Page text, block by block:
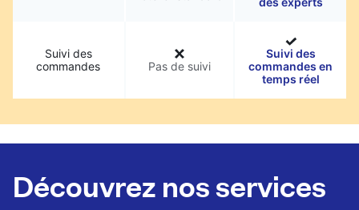
Suivi des
commandes
Pas de suivi
Suivi des
commandes en
temps réel
Découvrez nos services